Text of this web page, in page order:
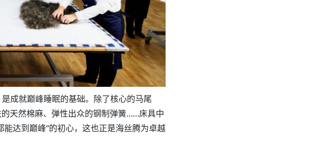
成就巅峰睡眠的基础。除了核心的马尾
天然棉麻、弹性出众的钢制弹簧……床具中
达到巅峰”的初心，这也正是海丝腾为卓越